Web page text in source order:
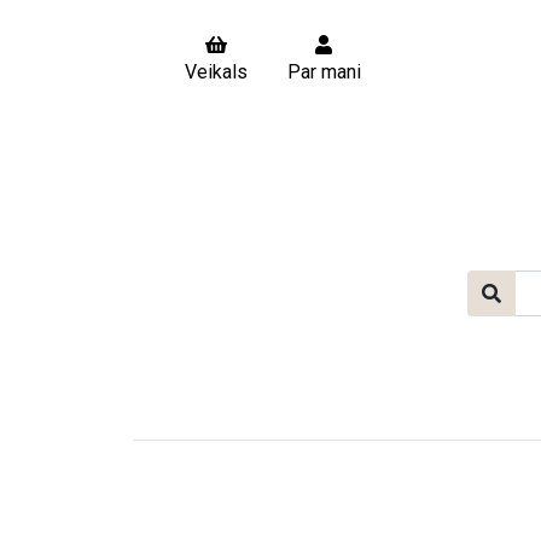
Veikals Par mani